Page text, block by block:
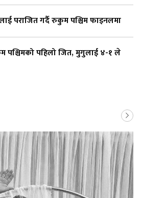
पराजित गर्दै रुकुम पश्चिम फाइनलमा
पश्चिमको पहिलो जित, मुगुलाई ४-१ ले